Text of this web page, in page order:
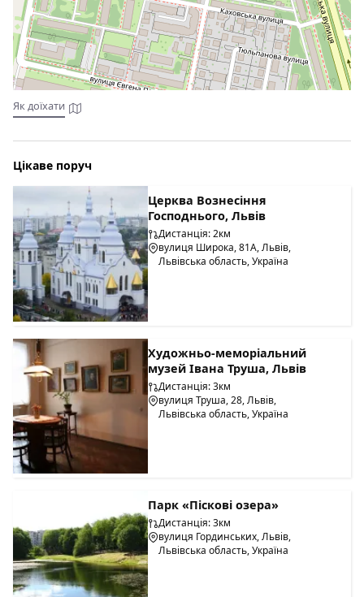
Як доїхати
Цікаве поруч
Церква Вознесіння
Господнього, Львів
Дистанція: 2км
вулиця Широка, 81А, Львів,
Львівська область, Україна
Художньо-меморіальний
музей Івана Труша, Львів
Дистанція: 3км
вулиця Труша, 28, Львів,
Львівська область, Україна
Парк «Піскові озера»
Дистанція: 3км
вулиця Гординських, Львів,
Львівська область, Україна